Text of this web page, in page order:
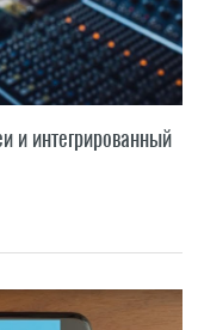
и интегрированный